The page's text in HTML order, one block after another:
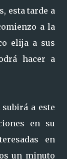
esta tarde a
a la
elija a sus
hacer a
a este
en su
en
un minuto